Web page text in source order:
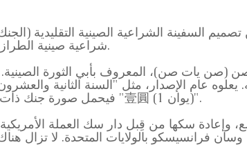
السفينة الشراعية الصينية التقليدية
شراعية صينية الطراز ذات تاريخ عريق، وهي رمز للتجارة الصينية.
يات صن)، المعروف بأبي الثورة الصينية.
فيحمل صورة جنك ذات صاريتين متجهة إلى اليمين، محاطة بالرموز "壹圓 (1 يوان)".
وسان فرانسيسكو بالولايات المتحدة. لا تزال